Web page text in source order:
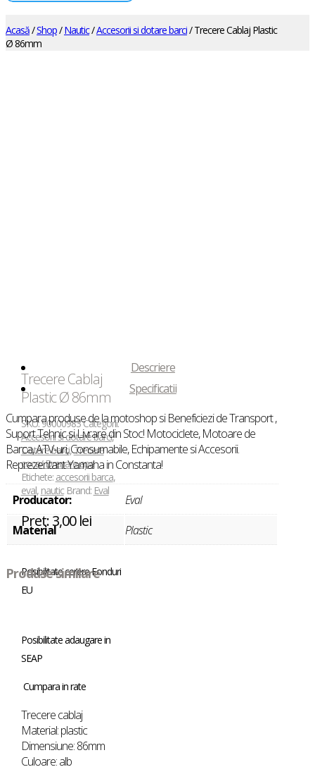
Acasă/Shop/Nautic/Accesorii si dotare barci/ Trecere Cablaj Plastic
Ø 86mm
Trecere Cablaj
Plastic Ø 86mm
SKU:90000983Categorii:
Accesorii si dotare barci,
Dotare barci,Trecere
coca/ Drenare apa
Etichete: accesorii barca,
eval, nautic Brand: Eval
Pret:3,00lei
Posibilitate cerere Fonduri
EU
Posibilitate adaugare in
SEAP
Cumpara in rate
Trecere cablaj
Material: plastic
Dimensiune: 86mm
Culoare: alb
Descriere
Specificatii
Cumpara produse de la motoshop si Beneficiezi de Transport ,
Suport Tehnic si Livrare din Stoc! Motociclete, Motoare de
Barca, ATV-uri, Consumabile, Echipamente si Accesorii.
Reprezentant Yamaha in Constanta!
Producator:
Eval
Material
Plastic
Produse similare